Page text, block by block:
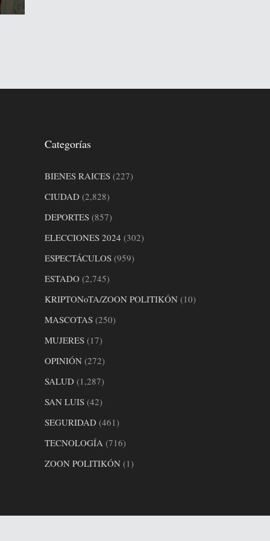
Categorías
BIENES RAICES(227)
CIUDAD(2,828)
DEPORTES(857)
ELECCIONES 2024 (302)
ESPECTÁCULOS(959)
ESTADO(2,745)
KRIPTONoTA/ZOON POLITIKÓN(10)
MASCOTAS(250)
MUJERES(17)
OPINIÓN(272)
SALUD(1,287)
SAN LUIS(42)
SEGURIDAD(461)
TECNOLOGÍA (716)
ZOON POLITIKÓN(1)